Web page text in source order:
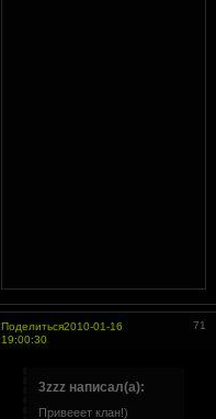
Поделиться 71
2010-01-16
19:00:30
3zzz написал(а):
Привееет клан!)